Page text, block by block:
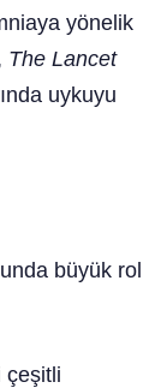
yönelik
The Lancet
uykuyu
büyük rol
çeşitli